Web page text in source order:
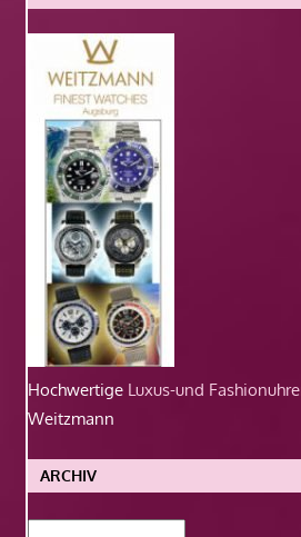
Hochwertige Luxus-und
Weitzmann
ARCHIV